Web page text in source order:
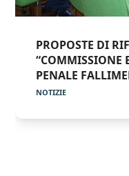
PROPOSTE DI
“COMMISSIONE
PENALE
NOTIZIE